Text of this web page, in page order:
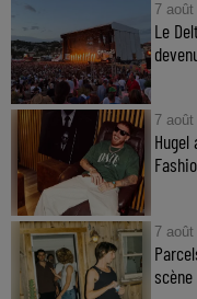
7 août
Le
7 août
7 août